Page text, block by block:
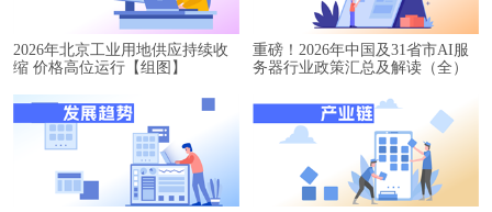
2026年北京工业用地供应持续收
缩 价格高位运行【组图】
重磅！2026年中国及31省市AI服
务器行业政策汇总及解读（全）